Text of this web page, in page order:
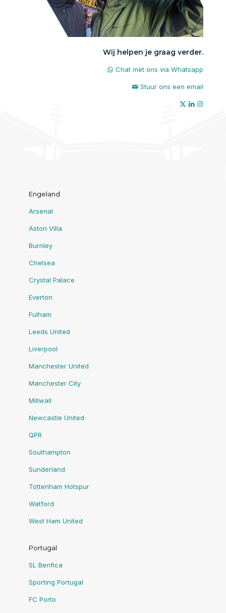
Wij helpen je graag verder.
Chat met ons via Whatsapp
Stuur ons een email
Engeland
Arsenal
Aston Villa
Burnley
Chelsea
Crystal Palace
Everton
Fulham
Leeds United
Liverpool
Manchester United
Manchester City
Millwall
Newcastle United
QPR
Southampton
Sunderland
Tottenham Hotspur
Watford
West Ham United
Portugal
SL Benfica
Sporting Portugal
FC Porto